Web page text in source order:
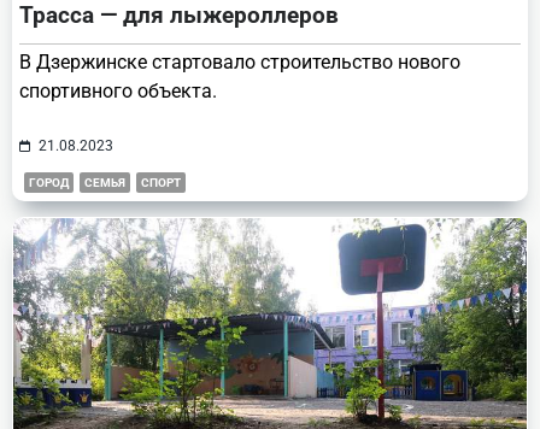
Трасса — для лыжероллеров
В Дзержинске стартовало строительство нового
спортивного объекта.
21.08.2023
ГОРОД СЕМЬЯ СПОРТ